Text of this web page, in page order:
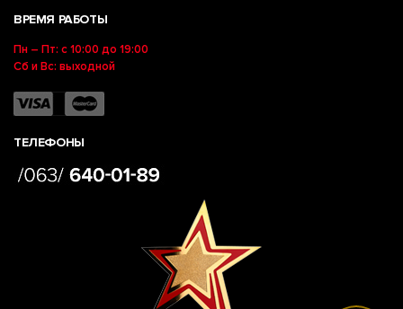
ВРЕМЯ РАБОТЫ
Пн – Пт: с 10:00 до 19:00
Сб и Вс: выходной
ТЕЛЕФОНЫ